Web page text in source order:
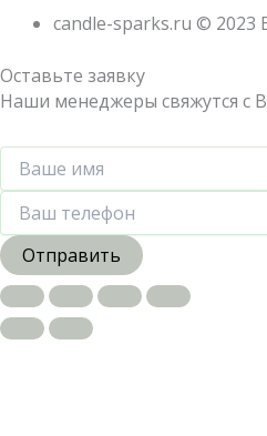
candle-sparks.ru ©
Оставьте заявку
Наши менеджеры свяжутся с
Отправить